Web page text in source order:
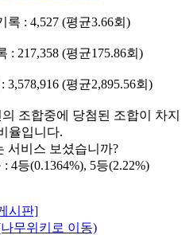
: 4,527 (평균3.66회)
217,358 (평균175.86회)
(평균2,895.56회)
조합중에 당첨된 조합이 차지
율입니다.
서비스 보셨습니까?
4등(0.1364%), 5등(2.22%)
시판]
무위키로 이동)